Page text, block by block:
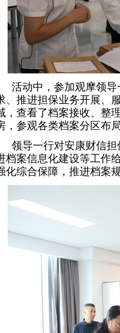
活动中，参加观摩领导
、推进担保业务开展、
，查看了档案接收、整
，参观各类档案分区布
领导一行对安康财信担
档案信息化建设等工作
化综合保障，推进档案